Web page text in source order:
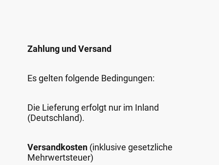
Zahlung und Versand
Es gelten folgende Bedingungen:
Die Lieferung erfolgt nur im Inland
(Deutschland).
Versandkosten (inklusive gesetzliche
Mehrwertsteuer)